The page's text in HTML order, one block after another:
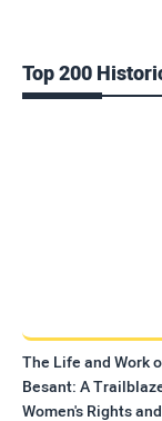
Top 200
The Life and Work
Besant: A
Women's Rights